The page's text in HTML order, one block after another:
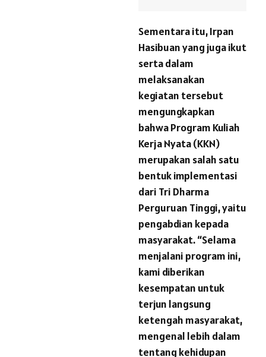
Sementara itu, Irpan
Hasibuan yang juga ikut
serta dalam
melaksanakan
kegiatan tersebut
mengungkapkan
bahwa Program Kuliah
Kerja Nyata (KKN)
merupakan salah satu
bentuk implementasi
dari Tri Dharma
Perguruan Tinggi, yaitu
pengabdian kepada
masyarakat. “Selama
menjalani program ini,
kami diberikan
kesempatan untuk
terjun langsung
ketengah masyarakat,
mengenal lebih dalam
tentang kehidupan